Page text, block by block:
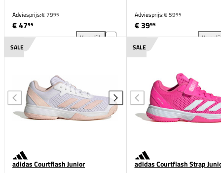
Adviesprijs:€ 7995
€ 4795
Vergelijk
adidas Barricade Junior toevoegen aan vergelijking
Adviesprijs:€ 5995
€ 3995
SALE
adidas Courtflash Junior
SALE
adidas Courtflash Strap